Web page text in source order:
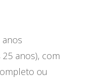
anos
anos), com
ou